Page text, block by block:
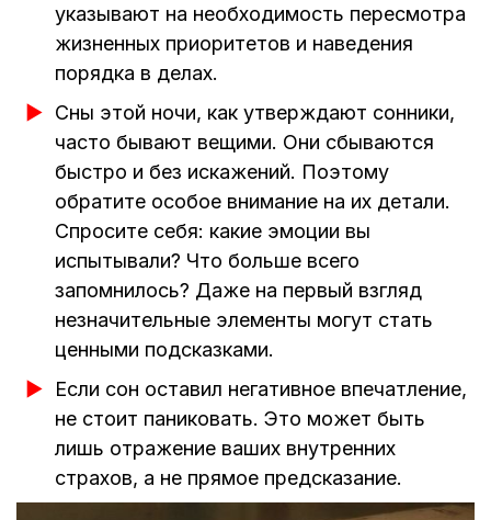
указывают на необходимость пересмотра
жизненных приоритетов и наведения
порядка в делах.
Сны этой ночи, как утверждают сонники,
часто бывают вещими. Они сбываются
быстро и без искажений. Поэтому
обратите особое внимание на их детали.
Спросите себя: какие эмоции вы
испытывали? Что больше всего
запомнилось? Даже на первый взгляд
незначительные элементы могут стать
ценными подсказками.
Если сон оставил негативное впечатление,
не стоит паниковать. Это может быть
лишь отражение ваших внутренних
страхов, а не прямое предсказание.